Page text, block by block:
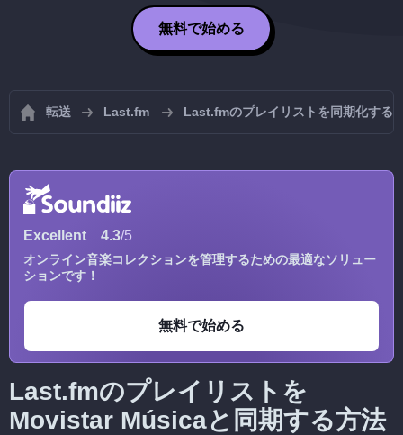
無料で始める
転送 Last.fm Last.fmのプレイリストを同期化する
Excellent 4.3/5
オンライン音楽コレクションを管理するための最適なソリュー
ションです！
無料で始める
Last.fmのプレイリストを
Movistar Músicaと同期する方法